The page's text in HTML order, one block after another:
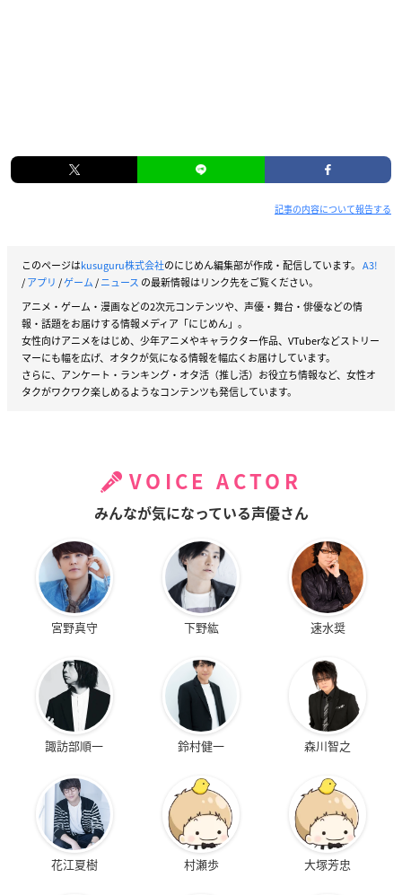
記事の内容について報告する
このページはkusuguru株式会社のにじめん編集部が作成・配信しています。 A3!
/アプリ /ゲーム/ニュース の最新情報はリンク先をご覧ください。
アニメ・ゲーム・漫画などの2次元コンテンツや、声優・舞台・俳優などの情
報・話題をお届けする情報メディア「にじめん」。
女性向けアニメをはじめ、少年アニメやキャラクター作品、VTuberなどストリー
マーにも幅を広げ、オタクが気になる情報を幅広くお届けしています。
さらに、アンケート・ランキング・オタ活（推し活）お役立ち情報など、女性オ
タクがワクワク楽しめるようなコンテンツも発信しています。
VOICE ACTOR
みんなが気になっている声優さん
宮野真守 下野紘 速水奨
諏訪部順一 鈴村健一 森川智之
花江夏樹 村瀬歩 大塚芳忠